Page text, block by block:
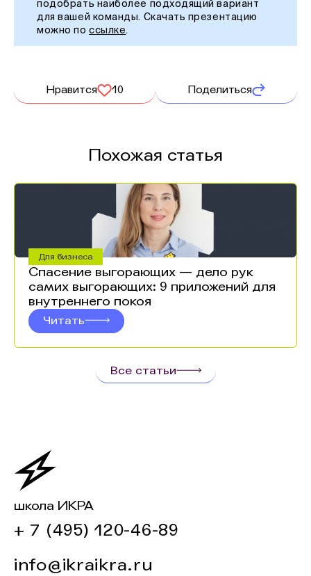
подобрать наиболее подходящий вариант
для вашей команды. Скачать презентацию
можно поссылке.
Нравится 10 Поделиться
Похожая статья
Для бизнеса
Спасение выгорающих — дело рук
самих выгорающих: 9 приложений для
внутреннего покоя
Читать
Все статьи
школа ИКРА
+ 7 (495) 120-46-89
info@ikraikra.ru